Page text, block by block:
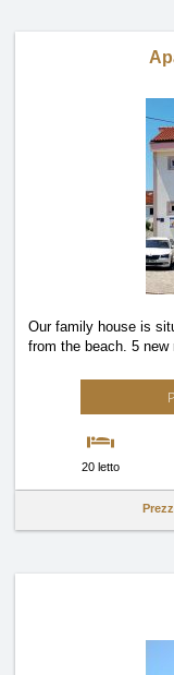
Our family house is
from the beach. 5 new
20 letto